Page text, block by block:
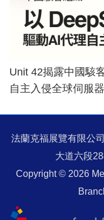
Unit 42揭露中國駭
自主入侵全球伺服器
法蘭克福展覽有限公
大道六段
Copyright © 2026